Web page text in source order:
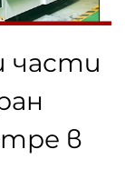
части
в